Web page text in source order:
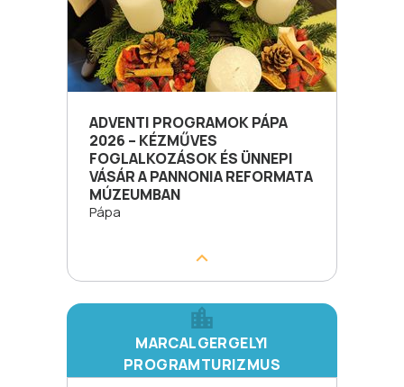
ADVENTI PROGRAMOK PÁPA
2026 – KÉZMŰVES
FOGLALKOZÁSOK ÉS ÜNNEPI
VÁSÁR A PANNONIA REFORMATA
MÚZEUMBAN
Pápa
MARCALGERGELYI
PROGRAMTURIZMUS